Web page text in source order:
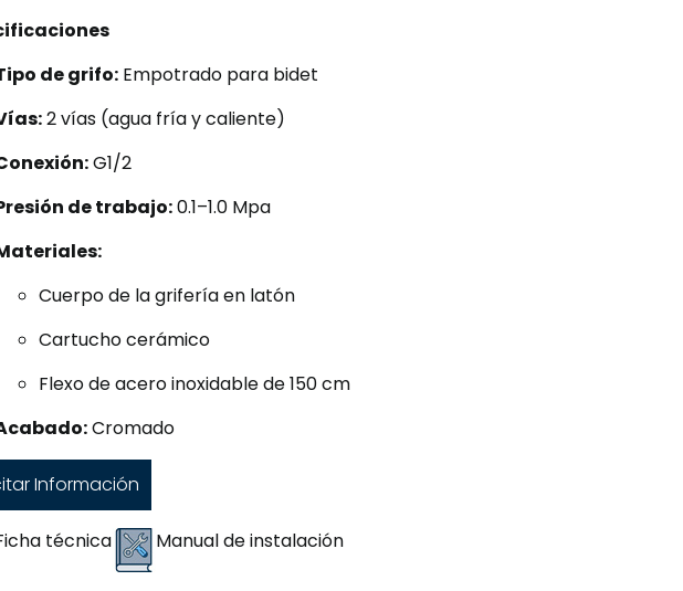
de grifo: Empotrado para bidet
2 vías (agua fría y caliente)
G1/2
de trabajo:0.1–1.0 Mpa
Cuerpo de la grifería en latón
Cartucho cerámico
Flexo de acero inoxidable de 150 cm
Cromado
Información
técnica Manual de instalación